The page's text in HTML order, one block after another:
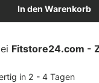
In den Warenkorb
Fitstore24.com -
in 2 - 4 Tagen